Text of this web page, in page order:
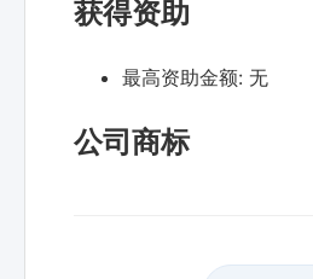
获得资助
最高资助金额: 无
公司商标